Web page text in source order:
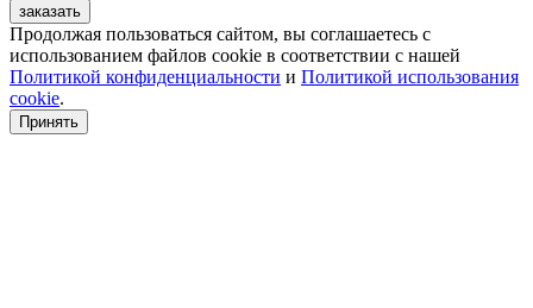
заказать
Продолжая пользоваться сайтом, вы соглашаетесь с
использованием файлов cookie в соответствии с нашей
Политикой конфиденциальности и Политикой использования
cookie.
Принять